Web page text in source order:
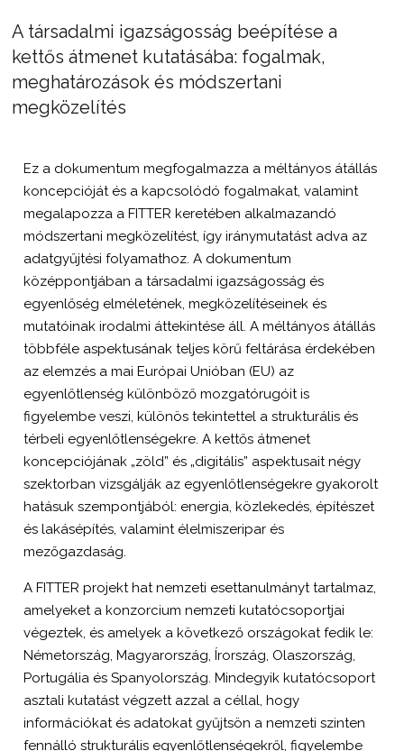
A társadalmi igazságosság beépítése a
kettős átmenet kutatásába: fogalmak,
meghatározások és módszertani
megközelítés
Ez a dokumentum megfogalmazza a méltányos átállás
koncepcióját és a kapcsolódó fogalmakat, valamint
megalapozza a FITTER keretében alkalmazandó
módszertani megközelítést, így iránymutatást adva az
adatgyűjtési folyamathoz. A dokumentum
középpontjában a társadalmi igazságosság és
egyenlőség elméletének, megközelítéseinek és
mutatóinak irodalmi áttekintése áll. A méltányos átállás
többféle aspektusának teljes körű feltárása érdekében
az elemzés a mai Európai Unióban (EU) az
egyenlőtlenség különböző mozgatórugóit is
figyelembe veszi, különös tekintettel a strukturális és
térbeli egyenlőtlenségekre. A kettős átmenet
koncepciójának „zöld” és „digitális” aspektusait négy
szektorban vizsgálják az egyenlőtlenségekre gyakorolt
hatásuk szempontjából: energia, közlekedés, építészet
és lakásépítés, valamint élelmiszeripar és
mezőgazdaság.
A FITTER projekt hat nemzeti esettanulmányt tartalmaz,
amelyeket a konzorcium nemzeti kutatócsoportjai
végeztek, és amelyek a következő országokat fedik le:
Németország, Magyarország, Írország, Olaszország,
Portugália és Spanyolország. Mindegyik kutatócsoport
asztali kutatást végzett azzal a céllal, hogy
információkat és adatokat gyűjtsön a nemzeti szinten
fennálló strukturális egyenlőtlenségekről, figyelembe